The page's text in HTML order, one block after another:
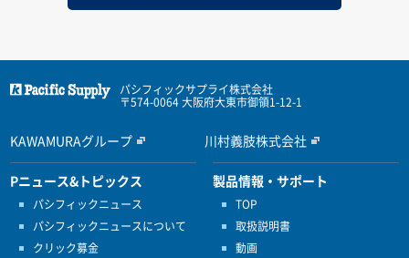
パシフィックサプライ株式会社
〒574-0064 大阪府大東市御領1-12-1
KAWAMURAグループ 川村義肢株式会社
Pニュース&トピックス
パシフィックニュース
パシフィックニュースについて
クリック募金
製品情報・サポート
TOP
取扱説明書
動画